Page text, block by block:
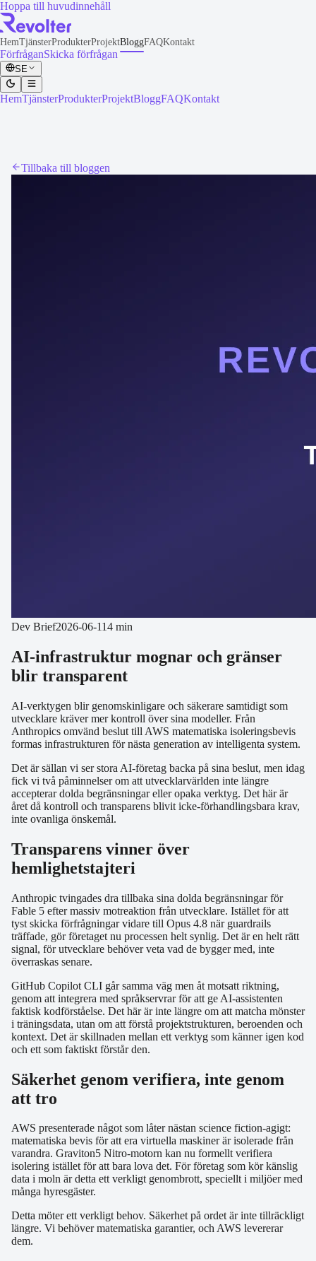
Hoppa till huvudinnehåll
HemTjänsterProdukterProjektBloggFAQKontakt
FörfråganSkicka förfrågan
SE
HemTjänsterProdukterProjektBloggFAQKontakt
Tillbaka till bloggen
Dev Brief2026-06-114 min
AI-infrastruktur mognar och gränser
blir transparent
AI-verktygen blir genomskinligare och säkerare samtidigt som
utvecklare kräver mer kontroll över sina modeller. Från
Anthropics omvänd beslut till AWS matematiska isoleringsbevis
formas infrastrukturen för nästa generation av intelligenta system.
Det är sällan vi ser stora AI-företag backa på sina beslut, men idag
fick vi två påminnelser om att utvecklarvärlden inte längre
accepterar dolda begränsningar eller opaka verktyg. Det här är
året då kontroll och transparens blivit icke-förhandlingsbara krav,
inte ovanliga önskemål.
Transparens vinner över
hemlighetstajteri
Anthropic tvingades dra tillbaka sina dolda begränsningar för
Fable 5 efter massiv motreaktion från utvecklare. Istället för att
tyst skicka förfrågningar vidare till Opus 4.8 när guardrails
träffade, gör företaget nu processen helt synlig. Det är en helt rätt
signal, för utvecklare behöver veta vad de bygger med, inte
överraskas senare.
GitHub Copilot CLI går samma väg men åt motsatt riktning,
genom att integrera med språkservrar för att ge AI-assistenten
faktisk kodförståelse. Det här är inte längre om att matcha mönster
i träningsdata, utan om att förstå projektstrukturen, beroenden och
kontext. Det är skillnaden mellan ett verktyg som känner igen kod
och ett som faktiskt förstår den.
Säkerhet genom verifiera, inte genom
att tro
AWS presenterade något som låter nästan science fiction-agigt:
matematiska bevis för att era virtuella maskiner är isolerade från
varandra. Graviton5 Nitro-motorn kan nu formellt verifiera
isolering istället för att bara lova det. För företag som kör känslig
data i moln är detta ett verkligt genombrott, speciellt i miljöer med
många hyresgäster.
Detta möter ett verkligt behov. Säkerhet på ordet är inte tillräckligt
längre. Vi behöver matematiska garantier, och AWS levererar
dem.